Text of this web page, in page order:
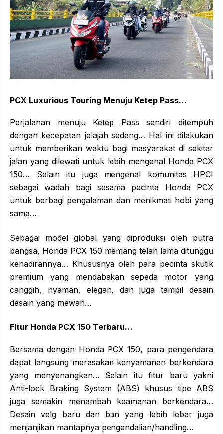
PCX Luxurious Touring Menuju Ketep Pass…
Perjalanan menuju Ketep Pass sendiri ditempuh
dengan kecepatan jelajah sedang… Hal ini dilakukan
untuk memberikan waktu bagi masyarakat di sekitar
jalan yang dilewati untuk lebih mengenal Honda PCX
150… Selain itu juga mengenal komunitas HPCI
sebagai wadah bagi sesama pecinta Honda PCX
untuk berbagi pengalaman dan menikmati hobi yang
sama…
Sebagai model global yang diproduksi oleh putra
bangsa, Honda PCX 150 memang telah lama ditunggu
kehadirannya… Khususnya oleh para pecinta skutik
premium yang mendabakan sepeda motor yang
canggih, nyaman, elegan, dan juga tampil desain
desain yang mewah…
Fitur Honda PCX 150 Terbaru…
Bersama dengan Honda PCX 150, para pengendara
dapat langsung merasakan kenyamanan berkendara
yang menyenangkan… Selain itu fitur baru yakni
Anti-lock Braking System (ABS) khusus tipe ABS
juga semakin menambah keamanan berkendara…
Desain velg baru dan ban yang lebih lebar juga
menjanjikan mantapnya pengendalian/handling…